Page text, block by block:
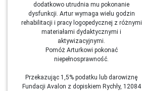
dodatkowo utrudnia mu pokonanie
dysfunkcji. Artur wymaga wielu godzin
rehabilitacji i pracy logopedycznej z różnymi
materiałami dydaktycznymi i
aktywizacyjnymi.
Pomóż Arturkowi pokonać
niepełnosprawność.
Przekazując 1,5% podatku lub darowiznę
Fundacji Avalon z dopiskiem Rychły, 12084